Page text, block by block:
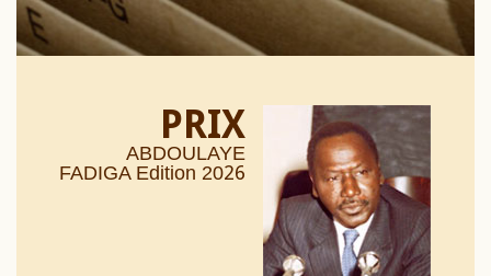
PRIX
ABDOULAYE
FADIGA Edition 2026